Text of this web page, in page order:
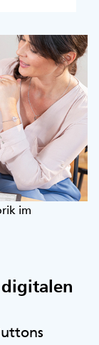
im
digitalen